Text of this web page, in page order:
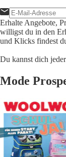
Erhalte Angebote,
willigst du in den
und Klicks findest
Du kannst dich
Mode